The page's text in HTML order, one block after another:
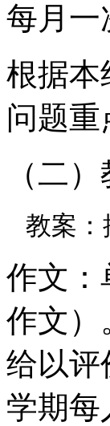
每月一
根据本
问题
（二
教案：
作文：
作文）
给以评
学期每